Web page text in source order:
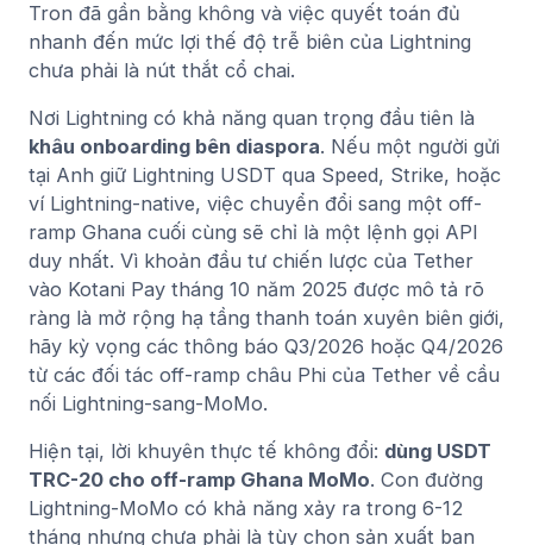
Tron đã gần bằng không và việc quyết toán đủ
nhanh đến mức lợi thế độ trễ biên của Lightning
chưa phải là nút thắt cổ chai.
Nơi Lightning có khả năng quan trọng đầu tiên là
khâu onboarding bên diaspora. Nếu một người gửi
tại Anh giữ Lightning USDT qua Speed, Strike, hoặc
ví Lightning-native, việc chuyển đổi sang một off-
ramp Ghana cuối cùng sẽ chỉ là một lệnh gọi API
duy nhất. Vì khoản đầu tư chiến lược của Tether
vào Kotani Pay tháng 10 năm 2025 được mô tả rõ
ràng là mở rộng hạ tầng thanh toán xuyên biên giới,
hãy kỳ vọng các thông báo Q3/2026 hoặc Q4/2026
từ các đối tác off-ramp châu Phi của Tether về cầu
nối Lightning-sang-MoMo.
Hiện tại, lời khuyên thực tế không đổi: dùng USDT
TRC-20 cho off-ramp Ghana MoMo. Con đường
Lightning-MoMo có khả năng xảy ra trong 6-12
tháng nhưng chưa phải là tùy chọn sản xuất bạn